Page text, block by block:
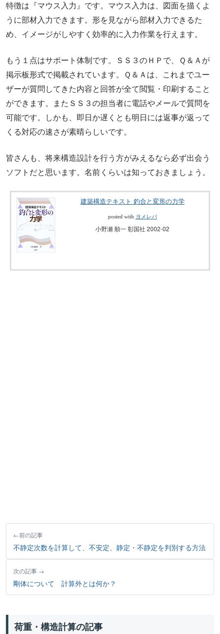
特徴は『マウス入力』です。マウス入力は、図面を描くよ
うに部材入力できます。形を見ながら部材入力できるた
め、イメージがしやすく効率的に入力作業を行えます。
もう１点はサポート体制です。ＳＳ３のＨＰで、Ｑ＆Ａが
掲示板形式で掲載されています。Ｑ＆Ａは、これまでユー
ザーが質問してきた内容と回答が全て閲覧・印刷すること
ができます。またＳＳ３の担当者に電話やメールで質問を
可能です。しかも、即日か遅くとも明日には返事が返って
くる対応の速さが素晴らしいです。
皆さんも、将来構造設計を行う方がみえるなら必ず出会う
ソフトだと思います。名前くらいは知っておきましょう。
建築構造テキスト 釣合と変形の力学
posted with ヨメレバ
小野瀬 順一 彰国社 2002-02
前の記事
不静定次数を計算して、不安定、静定・不静定を判別する方法
次の記事
剛体について 計算外とは何か？
荷重・構造計算の記事